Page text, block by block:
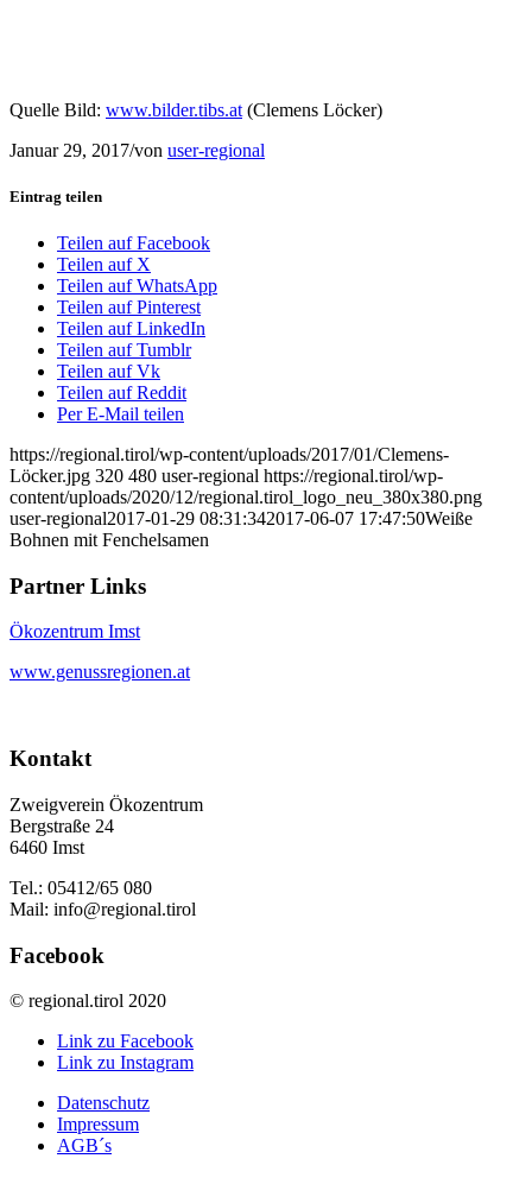
Quelle Bild: www.bilder.tibs.at (Clemens Löcker)
Januar 29, 2017/von user-regional
Eintrag teilen
Teilen auf Facebook
Teilen auf X
Teilen auf WhatsApp
Teilen auf Pinterest
Teilen auf LinkedIn
Teilen auf Tumblr
Teilen auf Vk
Teilen auf Reddit
Per E-Mail teilen
https://regional.tirol/wp-content/uploads/2017/01/Clemens-
Löcker.jpg 320 480 user-regional https://regional.tirol/wp-
content/uploads/2020/12/regional.tirol_logo_neu_380x380.png
user-regional2017-01-29 08:31:342017-06-07 17:47:50Weiße
Bohnen mit Fenchelsamen
Partner Links
Ökozentrum Imst
www.genussregionen.at
Kontakt
Zweigverein Ökozentrum
Bergstraße 24
6460 Imst
Tel.: 05412/65 080
Mail: info@regional.tirol
Facebook
© regional.tirol 2020
Link zu Facebook
Link zu Instagram
Datenschutz
Impressum
AGB´s